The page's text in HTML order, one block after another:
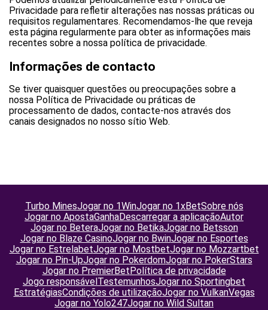
Privacidade para refletir alterações nas nossas práticas ou
requisitos regulamentares. Recomendamos-lhe que reveja
esta página regularmente para obter as informações mais
recentes sobre a nossa política de privacidade.
Informações de contacto
Se tiver quaisquer questões ou preocupações sobre a
nossa Política de Privacidade ou práticas de
processamento de dados, contacte-nos através dos
canais designados no nosso sítio Web.
Turbo MinesJogar no 1WinJogar no 1xBetSobre nós
Jogar no ApostaGanhaDescarregar a aplicaçãoAutor
Jogar no BeteraJogar no BetikaJogar no Betsson
Jogar no Blaze CasinoJogar no BwinJogar no Esportes
Jogar no EstrelabetJogar no MostbetJogar no Mozzartbet
Jogar no Pin-UpJogar no PokerdomJogar no PokerStars
Jogar no PremierBet Política de privacidade
Jogo responsável TestemunhosJogar no Sportingbet
EstratégiasCondições de utilizaçãoJogar no VulkanVegas
Jogar no Yolo247Jogar no Wild Sultan